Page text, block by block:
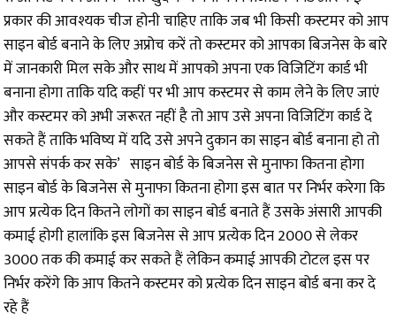
प्रकार की आवश्यक चीज होनी चाहिए ताकि जब भी किसी कस्टमर को आप
साइन बोर्ड बनाने के लिए अप्रोच करें तो कस्टमर को आपका बिजनेस के बारे
में जानकारी मिल सके और साथ में आपको अपना एक विजिटिंग कार्ड भी
बनाना होगा ताकि यदि कहीं पर भी आप कस्टमर से काम लेने के लिए जाएं
और कस्टमर को अभी जरूरत नहीं है तो आप उसे अपना विजिटिंग कार्ड दे
सकते हैं ताकि भविष्य में यदि उसे अपने दुकान का साइन बोर्ड बनाना हो तो
आपसे संपर्क कर सके’ साइन बोर्ड के बिजनेस से मुनाफा कितना होगा
साइन बोर्ड के बिजनेस से मुनाफा कितना होगा इस बात पर निर्भर करेगा कि
आप प्रत्येक दिन कितने लोगों का साइन बोर्ड बनाते हैं उसके अंसारी आपकी
कमाई होगी हालांकि इस बिजनेस से आप प्रत्येक दिन ₹2000 से लेकर
₹3000 तक की कमाई कर सकते हैं लेकिन कमाई आपकी टोटल इस पर
निर्भर करेंगे कि आप कितने कस्टमर को प्रत्येक दिन साइन बोर्ड बना कर दे
रहे हैं